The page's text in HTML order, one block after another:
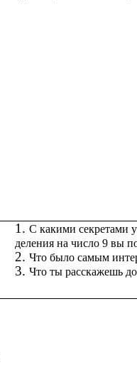
С какими секретами
деления на число 9 вы
Что было самым
Что ты расскажешь